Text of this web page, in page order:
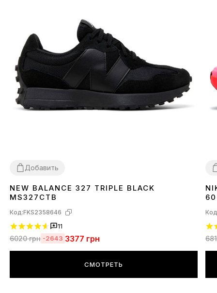
Добавить
3637 3839414243 44 45
NEW BALANCE 327 TRIPLE BLACK
MS327CTB
Код:FKS2358646
11
6020грн -2643 3377 грн
СМОТРЕТЬ